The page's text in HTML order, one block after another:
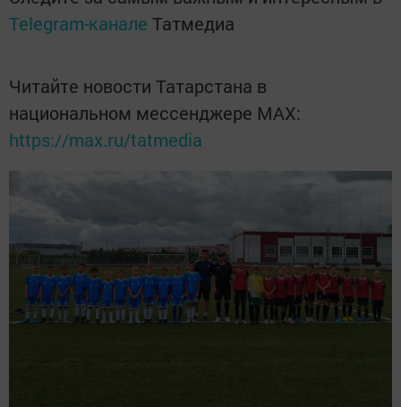
Telegram-канале Татмедиа
Читайте новости Татарстана в
национальном мессенджере MАХ:
https://max.ru/tatmedia